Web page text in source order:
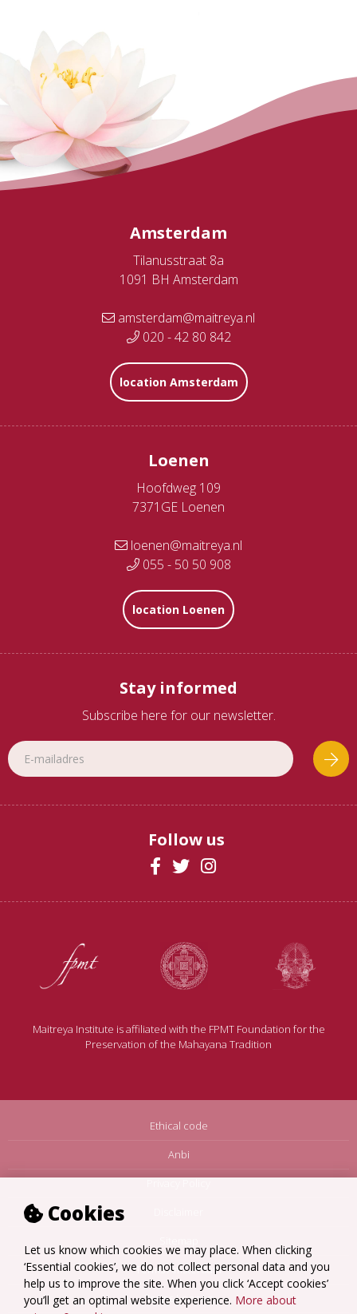
Cookies
Let us know which cookies we may place. When clicking
‘Essential cookies’, we do not collect personal data and you
help us to improve the site. When you click ‘Accept cookies’
you’ll get an optimal website experience. More about
Amsterdam
Tilanusstraat 8a
1091 BH Amsterdam
amsterdam@maitreya.nl
020 - 42 80 842
location Amsterdam
Loenen
Hoofdweg 109
7371GE Loenen
loenen@maitreya.nl
055 - 50 50 908
location Loenen
Stay informed
Subscribe here for our newsletter.
Follow us
Maitreya Institute is affiliated with the FPMT Foundation for the
Preservation of the Mahayana Tradition
Ethical code
Anbi
Terms Amsterdam
Terms Loenen